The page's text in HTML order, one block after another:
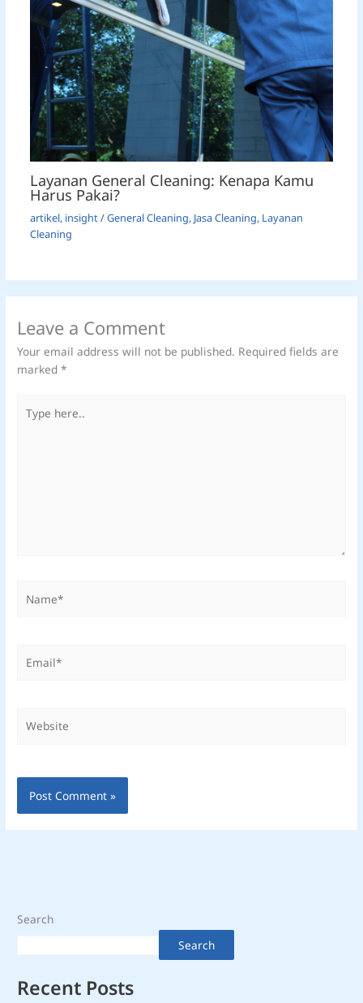
Layanan General Cleaning: Kenapa Kamu
Harus Pakai?
artikel, insight/General Cleaning, Jasa Cleaning, Layanan
Cleaning
Leave a Comment
Your email address will not be published. Required fields are
marked*
here..
Search
Search
Recent Posts